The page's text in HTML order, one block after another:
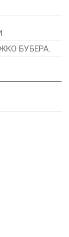
БУБЕРА.